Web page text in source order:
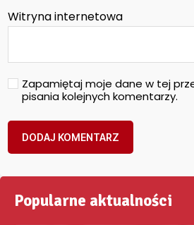
Witryna internetowa
Zapamiętaj moje dane w tej
pisania kolejnych komentarzy.
Popularne aktualności